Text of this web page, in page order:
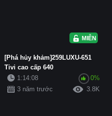
MIỄN PHÍ
[Phá hủy khảm]259LUXU-651
Tivi cao cấp 640
1:14:08
0%
3 năm trước
3.8K